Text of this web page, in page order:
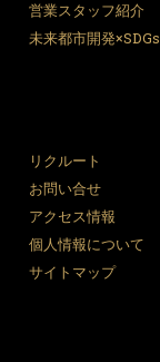
営業スタッフ紹介
未来都市開発×SDGs
リクルート
お問い合せ
アクセス情報
個人情報について
サイトマップ